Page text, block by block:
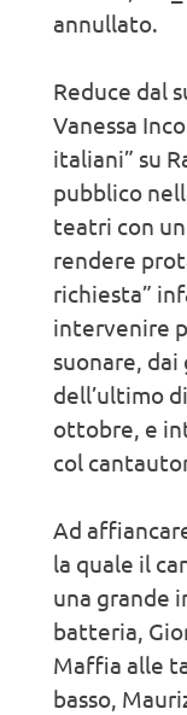
annullato.
Reduce dal
Vanessa
italiani” su
pubblico
teatri con
rendere
richiesta”
intervenire
suonare, dai
dell’ultimo
ottobre, e
col
Ad
la quale il
una grande
batteria,
Maffia alle
basso,